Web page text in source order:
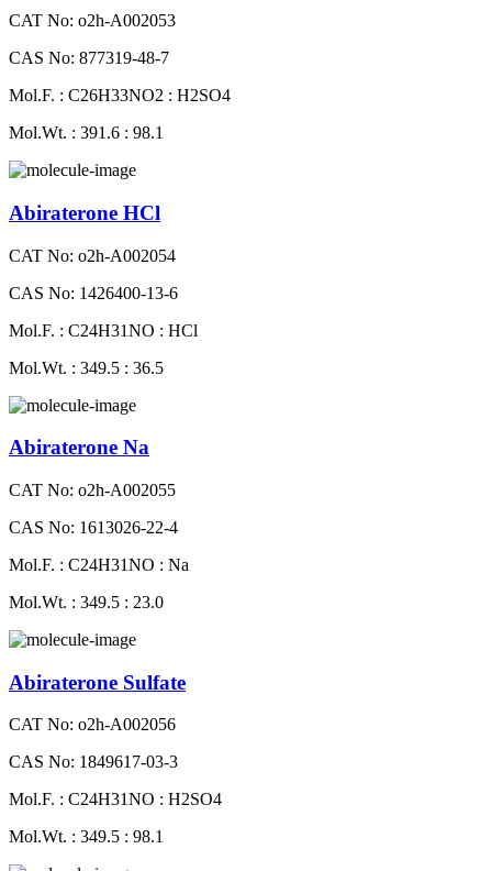
CAT No: o2h-A002053
CAS No: 877319-48-7
Mol.F. : C26H33NO2 : H2SO4
Mol.Wt. : 391.6 : 98.1
Abiraterone HCl
CAT No: o2h-A002054
CAS No: 1426400-13-6
Mol.F. : C24H31NO : HCl
Mol.Wt. : 349.5 : 36.5
Abiraterone Na
CAT No: o2h-A002055
CAS No: 1613026-22-4
Mol.F. : C24H31NO : Na
Mol.Wt. : 349.5 : 23.0
Abiraterone Sulfate
CAT No: o2h-A002056
CAS No: 1849617-03-3
Mol.F. : C24H31NO : H2SO4
Mol.Wt. : 349.5 : 98.1